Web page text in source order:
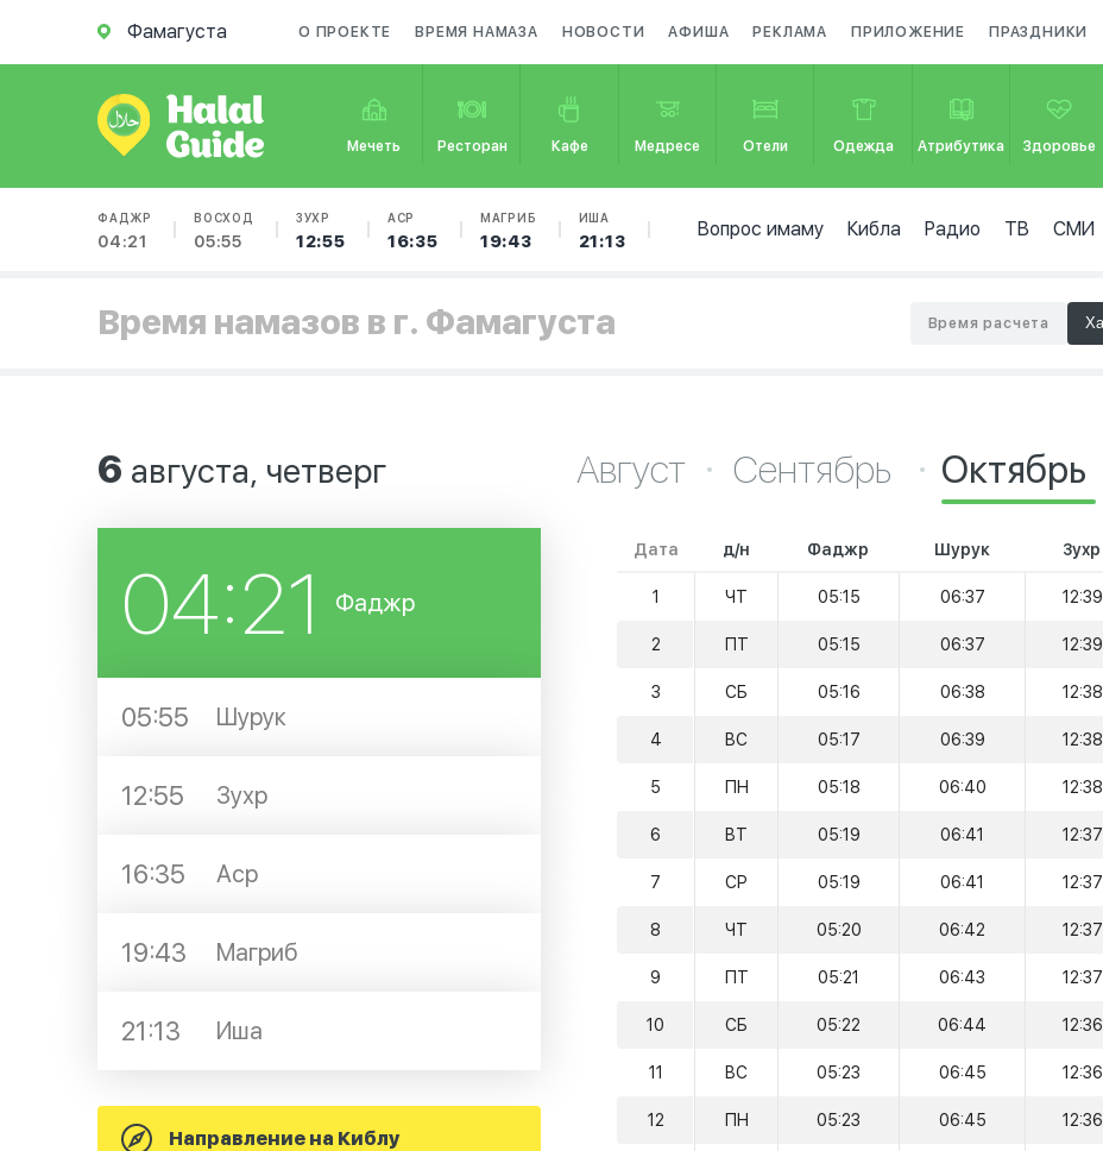
Фамагуста О ПРОЕКТЕ ВРЕМЯ НАМАЗА НОВОСТИ АФИША РЕКЛАМА ПРИЛОЖЕНИЕ ПРАЗДНИКИ
Мечеть Ресторан Кафе Медресе Отели Одежда Атрибутика Здоровье
ФАДЖР
04:21
ВОСХОД
05:55
ЗУХР
12:55
АСР
16:35
МАГРИБ
19:43
ИША
21:13
Вопрос имаму Кибла Радио ТВ СМИ
Время намазов в г. Фамагуста Время расчета
6 августа, четверг
04:21 Фаджр
05:55 Шурук
12:55 Зухр
16:35 Аср
19:43 Магриб
21:13 Иша
Направление на Киблу
Август Сентябрь Октябрь
Дата д/н Фаджр Шурук Зухр
1 ЧТ 05:15 06:37 12:39
2 ПТ 05:15 06:37 12:39
3 СБ 05:16 06:38 12:38
4 ВС 05:17 06:39 12:38
5 ПН 05:18 06:40 12:38
6 ВТ 05:19 06:41 12:37
7 СР 05:19 06:41 12:37
8 ЧТ 05:20 06:42 12:37
9 ПТ 05:21 06:43 12:37
10 СБ 05:22 06:44 12:36
11 ВС 05:23 06:45 12:36
12 ПН 05:23 06:45 12:36